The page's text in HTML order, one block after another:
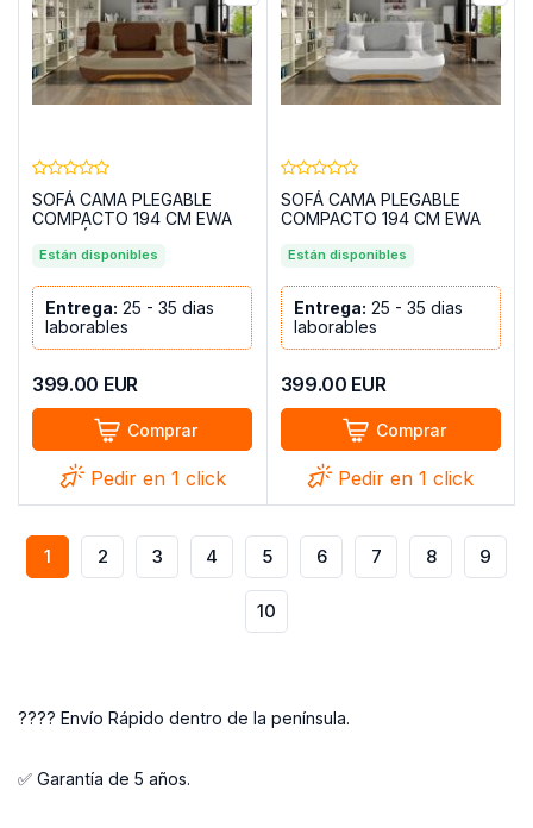
SOFÁ CAMA PLEGABLE
COMPACTO 194 CM EWA
MARRÓN
Están disponibles
Entrega: 25 - 35 dias
laborables
399.00 EUR
Comprar
Pedir en 1 click
SOFÁ CAMA PLEGABLE
COMPACTO 194 CM EWA
Están disponibles
Entrega: 25 - 35 dias
laborables
399.00 EUR
Comprar
Pedir en 1 click
1 2 3 4 5 6 7 8 9
10
???? Envío Rápido dentro de la península.
✅ Garantía de 5 años.